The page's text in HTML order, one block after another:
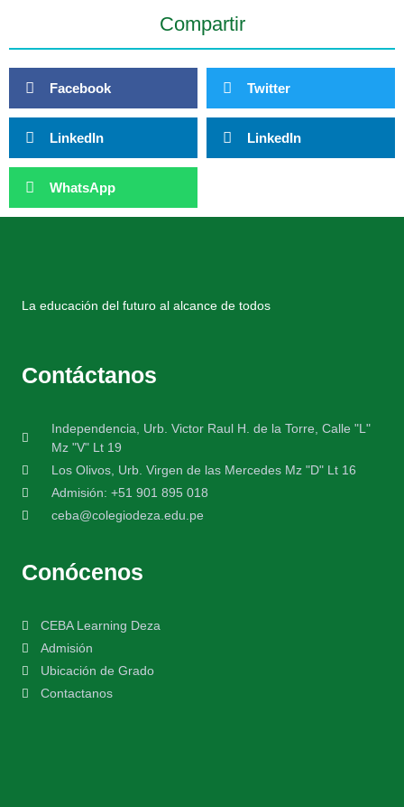
Compartir
Facebook Twitter
LinkedIn LinkedIn
WhatsApp
La educación del futuro al alcance de todos
Contáctanos
Independencia, Urb. Victor Raul H. de la Torre, Calle "L"
Mz "V" Lt 19
Los Olivos, Urb. Virgen de las Mercedes Mz "D" Lt 16
Admisión: +51 901 895 018
ceba@colegiodeza.edu.pe
Conócenos
CEBA Learning Deza
Admisión
Ubicación de Grado
Contactanos